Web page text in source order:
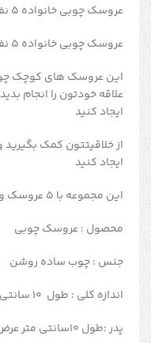
عروسک چوبی خانواده ۵ نفره و درخت کاج
عروسک چوبی خانواده ۵ نفره و درخت کاج طرح 1002
این عروسک های کوچک
علاقه خودتون را انجام
ایجاد کنید
از خلاقیتتون کمک
ایجاد کنید
این مجموعه با ۵ عروسک و یک درخت عرضه می شود.
محصول : عروسک چوبی
جنس : چوب ساده روشن
اندازه کلی : طول ۱۰ سانتی متر عرض ۳ الی ۴ سانتی متر
پدر :طول ۱۰سانتی متر عرض ۳ الی ۴ سانتی متر